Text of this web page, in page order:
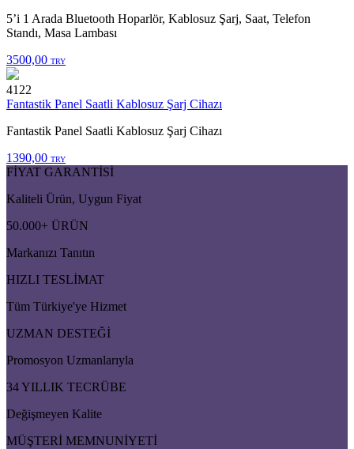
5’i 1 Arada Bluetooth Hoparlör, Kablosuz Şarj, Saat, Telefon
Standı, Masa Lambası
3500,00 TRY
4122
Fantastik Panel Saatli Kablosuz Şarj Cihazı
Fantastik Panel Saatli Kablosuz Şarj Cihazı
1390,00 TRY
FİYAT GARANTİSİ
Kaliteli Ürün, Uygun Fiyat
50.000+ ÜRÜN
Markanızı Tanıtın
HIZLI TESLİMAT
Tüm Türkiye'ye Hizmet
UZMAN DESTEĞİ
Promosyon Uzmanlarıyla
34 YILLIK TECRÜBE
Değişmeyen Kalite
MÜŞTERİ MEMNUNİYETİ